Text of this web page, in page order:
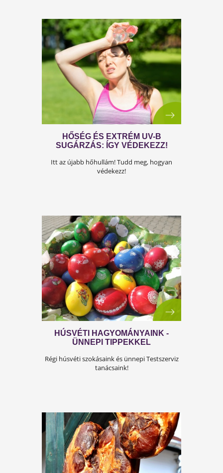
ŐSZI JAVASLATAINK AZ
ÉTRENDTŐL A TESTMOZGÁSIG
Kérnél belőle? Téged is érint a
leptinrezisztencia? Olvasd el a cikkünket!